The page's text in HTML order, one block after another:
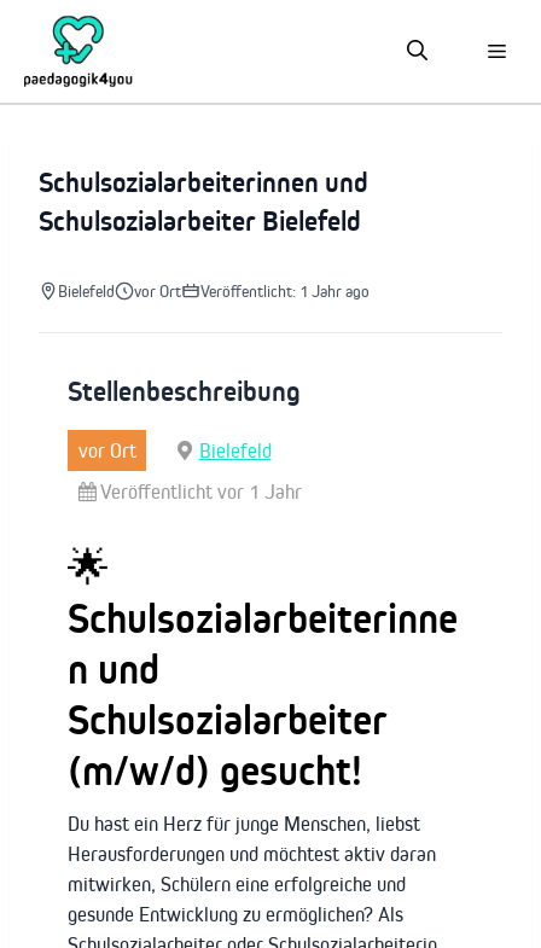
springen
Schulsozialarbeiterinnen und
Schulsozialarbeiter Bielefeld
Bielefeld vor Ort Veröffentlicht: 1 Jahr ago
Stellenbeschreibung
vor Ort
Bielefeld
Veröffentlicht vor 1 Jahr
🌟
Schulsozialarbeiterinne
n und
Schulsozialarbeiter
(m/w/d) gesucht!
Du hast ein Herz für junge Menschen, liebst
Herausforderungen und möchtest aktiv daran
mitwirken, Schülern eine erfolgreiche und
gesunde Entwicklung zu ermöglichen? Als